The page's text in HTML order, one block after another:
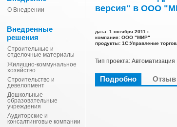
О Внедрении
Внедренные
решения
Строительные и
отделочные материалы
Жилищно-коммунальное
хозяйство
Строительство и
девелопмент
Дошкольные
образовательные
учреждения
Аудиторские и
консалтинговые компании
версия" в ООО
дата: 1 октября 2011 г.
компания: ООО "МИР"
продукты: 1С:Управление
Тип проекта:
Подробно Отзыв